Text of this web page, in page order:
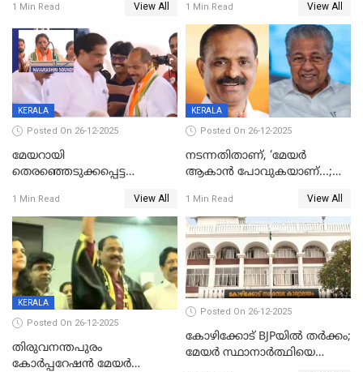
ദാരുണാന്ത്യം
1 Min Read View All
മരിച്ചനിലയിൽ
1 Min Read View All
KERALA
Posted On 26-12-2025
മേയറായി
തെരഞ്ഞെടുക്കപ്പെട്ട
ആദ്യ വോട്ട് അസാധു; കണ്ണൂർ
ഡെപ്യൂട്ടി മേയർ സ്ഥാനത്ത്
താഹിറിന് വിജയം
1 Min Read View All
KERALA
Posted On 26-12-2025
നടന്നതിതാണ്, ‘മേയർ
ആകാൻ പോവുകയാണ്...;
മുഖ്യമന്ത്രിയുടെ ഓഫീസ്
തന്നെ വിശദീകരിയ്ക്കുന്നു;
സത്യമിതാണ്
1 Min Read View All
KERALA
Posted On 26-12-2025
തിരുവനന്തപുരം
കോര്‍പ്പറേഷന്‍ മേയര്‍
Posted On 26-12-2025
കോഴിക്കോട് BJPയിൽ തർക്കം;
മേയർ സ്ഥാനാർത്ഥിയെ